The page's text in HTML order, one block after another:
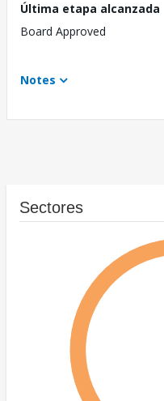
Última etapa alcanzada
Board Approved
Notes
Sectores